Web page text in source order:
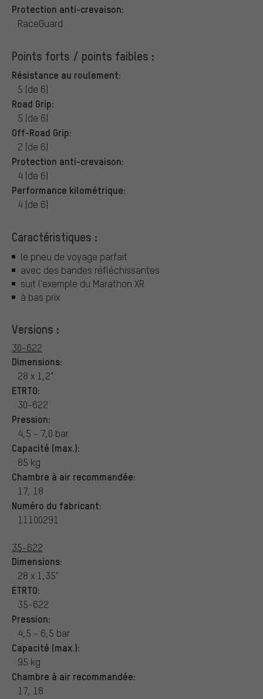
Protection anti-crevaison:
RaceGuard
Points forts / points faibles :
Résistance au roulement:
5 (de 6)
Road Grip:
5 (de 6)
Off-Road Grip:
2 (de 6)
Protection anti-crevaison:
4 (de 6)
Performance kilométrique:
4 (de 6)
Caractéristiques :
le pneu de voyage parfait
avec des bandes réfléchissantes
suit l'exemple du Marathon XR
à bas prix
Versions :
30-622
Dimensions:
28 x 1,2"
ETRTO:
30-622
Pression:
4,5 - 7,0 bar
Capacité (max.):
85 kg
Chambre à air recommandée:
17, 18
Numéro du fabricant:
11100291
35-622
Dimensions:
28 x 1,35"
ETRTO:
35-622
Pression:
4,5 - 6,5 bar
Capacité (max.):
95 kg
Chambre à air recommandée:
17, 18